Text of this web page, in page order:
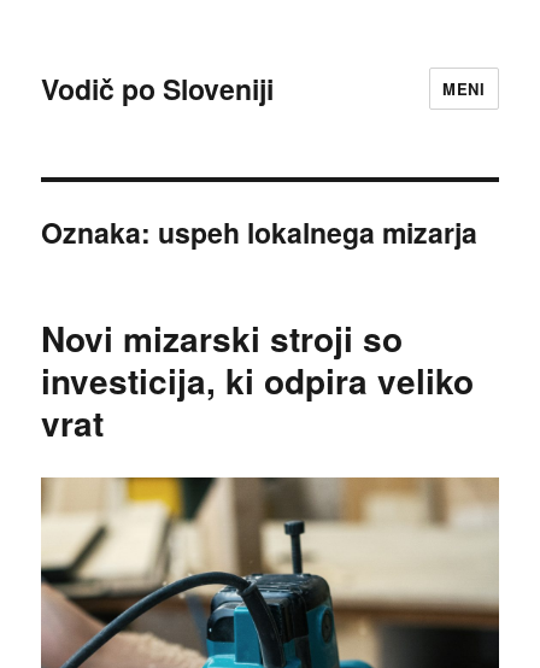
Vodič po Sloveniji MENI
Oznaka: uspeh lokalnega mizarja
Novi mizarski stroji so
investicija, ki odpira veliko
vrat